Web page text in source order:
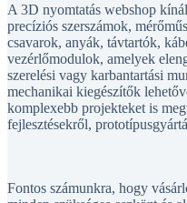
A 3D nyomtatás webshop
precíziós szerszámok,
csavarok, anyák, távtartók,
vezérlőmodulok, amelyek
szerelési vagy karbantartási
mechanikai kiegészítők
komplexebb projekteket is
fejlesztésekről,
Fontos számunkra, hogy